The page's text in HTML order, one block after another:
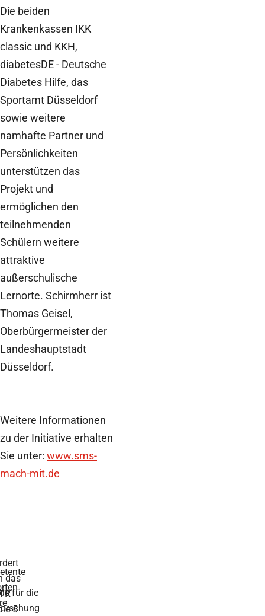
Die beiden
Krankenkassen IKK
classic und KKH,
diabetesDE - Deutsche
Diabetes Hilfe, das
Sportamt Düsseldorf
sowie weitere
namhafte Partner und
Persönlichkeiten
unterstützen das
Projekt und
ermöglichen den
teilnehmenden
Schülern weitere
attraktive
außerschulische
Lernorte. Schirmherr ist
Thomas Geisel,
Oberbürgermeister der
Landeshauptstadt
Düsseldorf.
Weitere Informationen
zu der Initiative erhalten
Sie unter: www.sms-
mach-mit.de
für die
das
5